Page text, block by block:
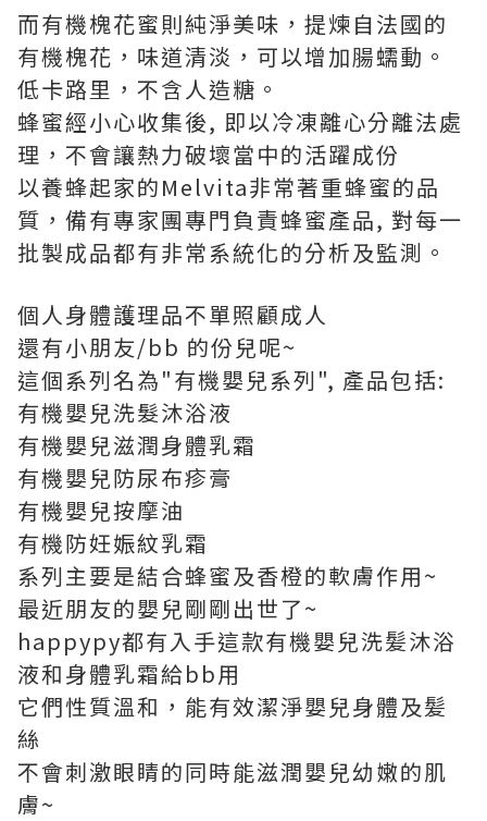
而有機槐花蜜則純淨美味，提煉自法國的
有機槐花，味道清淡，可以增加腸蠕動。
低卡路里，不含人造糖。
蜂蜜經小心收集後, 即以冷凍離心分離法處
理，不會讓熱力破壞當中的活躍成份
以養蜂起家的Melvita非常著重蜂蜜的品
質，備有專家團專門負責蜂蜜產品, 對每一
批製成品都有非常系統化的分析及監測。
個人身體護理品不單照顧成人
還有小朋友/bb 的份兒呢~
這個系列名為"有機嬰兒系列", 產品包括:
有機嬰兒洗髮沐浴液
有機嬰兒滋潤身體乳霜
有機嬰兒防尿布疹膏
有機嬰兒按摩油
有機防妊娠紋乳霜
系列主要是結合蜂蜜及香橙的軟膚作用~
最近朋友的嬰兒剛剛出世了~
happypy都有入手這款有機嬰兒洗髪沐浴
液和身體乳霜給bb用
它們性質溫和，能有效潔淨嬰兒身體及髪
絲
不會刺激眼睛的同時能滋潤嬰兒幼嫩的肌
膚~